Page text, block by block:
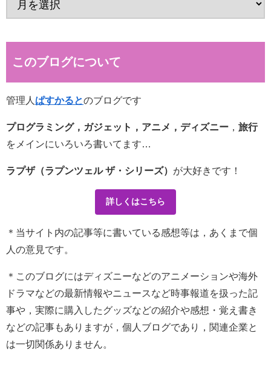
このブログについて
管理人 ぱすかるとのブログです
プログラミング，ガジェット，アニメ，ディズニー ， 旅行
をメインにいろいろ書いてます…
ラプザ（ラプンツェル ザ・シリーズ） が大好きです！
詳しくはこちら
＊当サイト内の記事等に書いている感想等は，あくまで個
人の意見です。
＊このブログにはディズニーなどのアニメーションや海外
ドラマなどの最新情報やニュースなど時事報道を扱った記
事や，実際に購入したグッズなどの紹介や感想・覚え書き
などの記事もありますが，個人ブログであり，関連企業と
は一切関係ありません。